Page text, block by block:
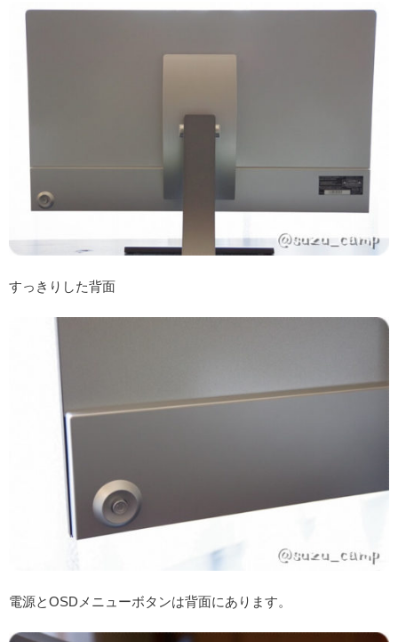
すっきりした背面
電源とOSDメニューボタンは背面にあります。